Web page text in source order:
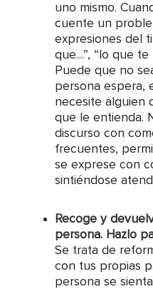
uno mismo.
cuente un
expresiones del
que…”, “lo que te
Puede que no
persona espera,
necesite alguien
que le entienda.
discurso con
frecuentes,
se exprese con
sintiéndose
Recoge y
persona. Hazlo
Se trata de
con tus propias
persona se